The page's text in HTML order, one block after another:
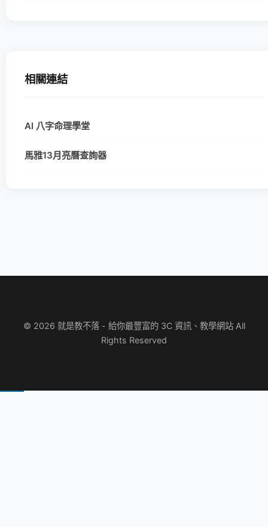
相關連結
AI 八字命理學堂
馬雅13月亮曆查詢器
© 2026 就是教不落 - 給你最豐富的 3C 資訊、教學網站 All
Rights Reserved